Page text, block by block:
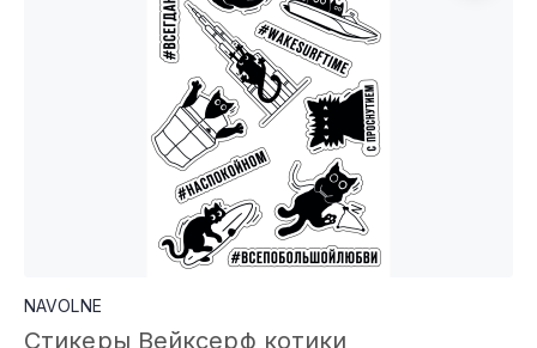
NAVOLNE
Стикеры Вейксерф котики